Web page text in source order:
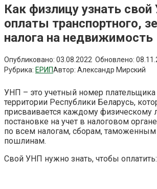
Как физлицу узнать
оплаты транспортного,
налога на недвижимость
Опубликовано: 03.08.2022 Обновлено:
Рубрика: ЕРИПАвтор: Александр Мирский
УНП – это учетный номер плательщика
территории Республики Беларусь,
присваивается каждому физическому
постановке на учет в налоговом
по всем налогам, сборам,
пошлинам.
Свой УНП нужно знать, чтобы оплатить: